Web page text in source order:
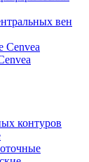
вен
Cenvea
контуров